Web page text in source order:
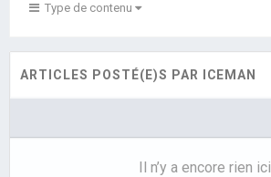
Type de contenu
ARTICLES POSTÉ(E)S PAR ICEMAN
Il n’y a encore rien ici